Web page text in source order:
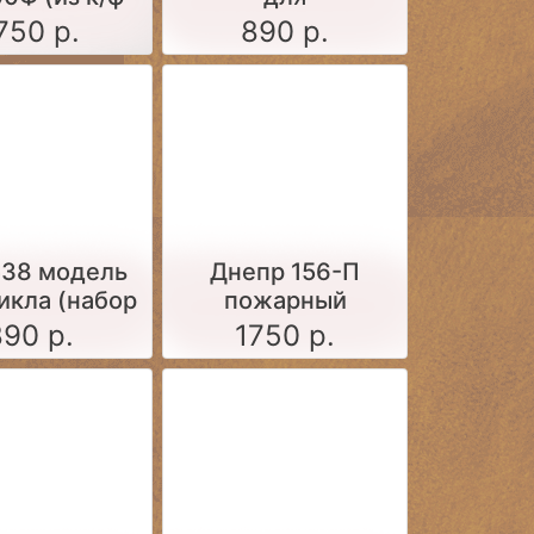
вышла
набор для
р.
самостоятельной
сборки)
890 р.
модель
(набор
дляр.
Днепр 156-П
пожарный
мотоцикл (набор
для
1750 р.